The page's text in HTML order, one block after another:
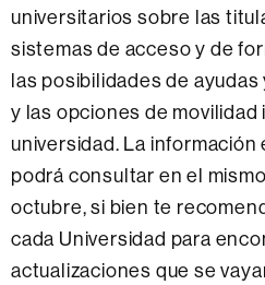
universitarios sobre las
sistemas de acceso y de
las posibilidades de
y las opciones de
universidad. La
podrá consultar en el
octubre, si bien te
cada Universidad para
actualizaciones que se